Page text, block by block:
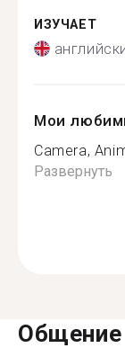
ИЗУЧАЕТ
Мои
Camera,
Развернуть
Общение